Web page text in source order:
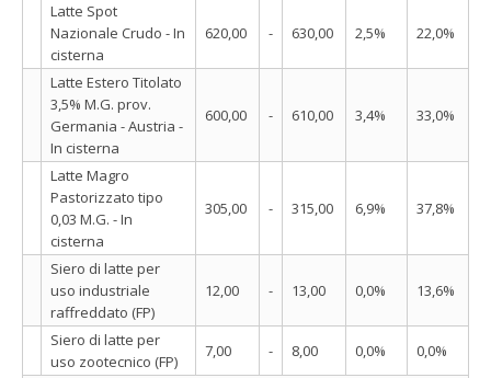
Latte Spot
Nazionale Crudo - In
cisterna
620,00 - 630,00 2,5% 22,0%
Latte Estero Titolato
3,5% M.G. prov.
Germania - Austria -
In cisterna
600,00 - 610,00 3,4% 33,0%
Latte Magro
Pastorizzato tipo
0,03 M.G. - In
cisterna
305,00 - 315,00 6,9% 37,8%
Siero di latte per
uso industriale
raffreddato (FP)
12,00 - 13,00 0,0% 13,6%
Siero di latte per
uso zootecnico (FP)
7,00 - 8,00 0,0%
0,0%